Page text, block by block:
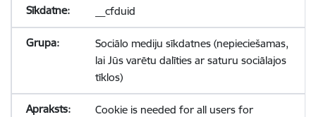
__cfduid
Sociālo mediju sīkdatnes (nepieciešamas,
lai Jūs varētu dalīties ar saturu sociālajos
tīklos)
Cookie is needed for all users for